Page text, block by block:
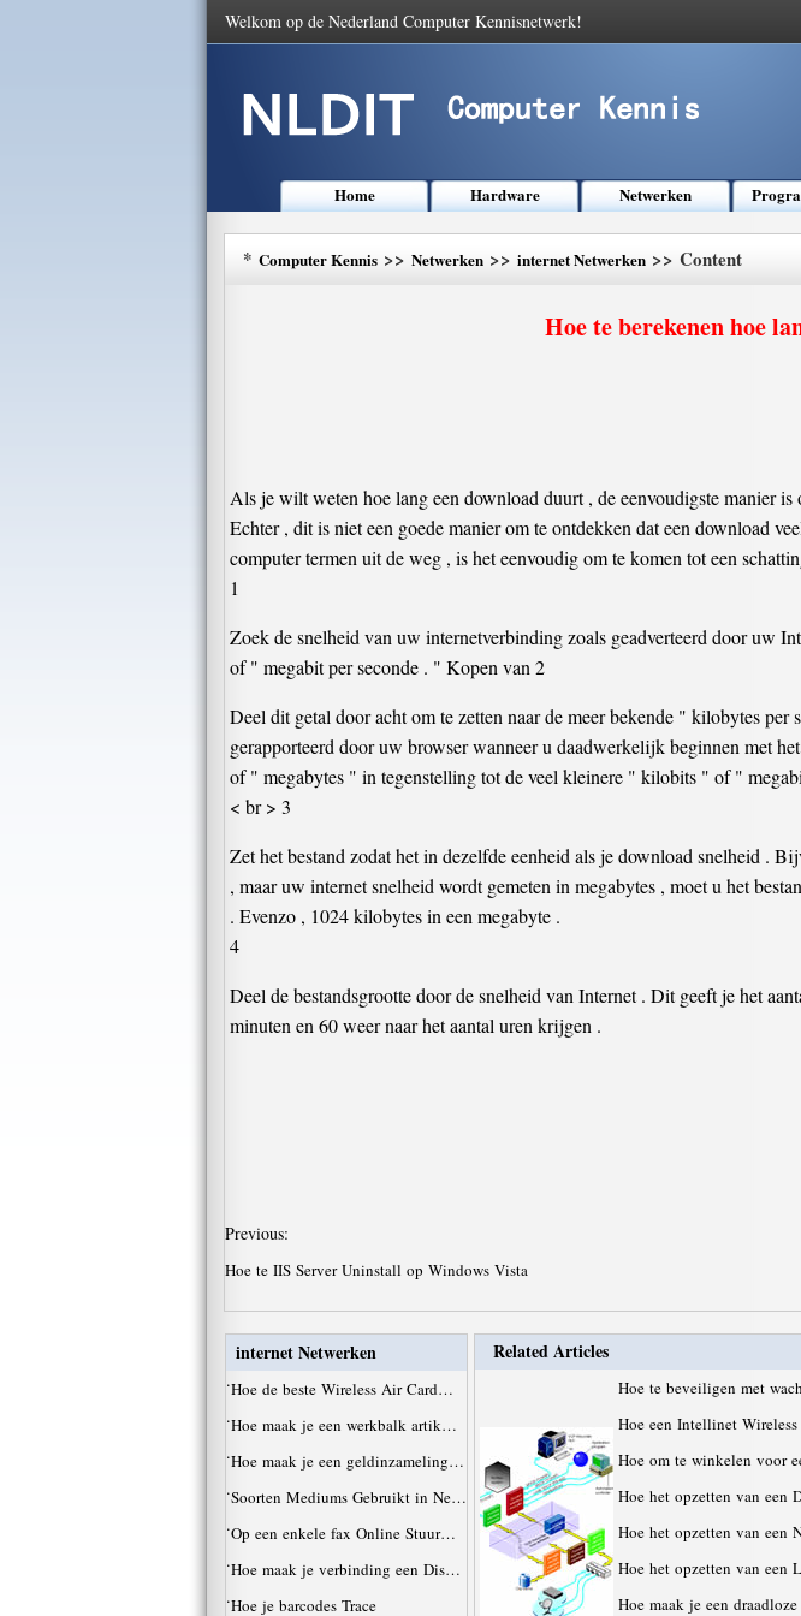
Welkom op de Nederland Computer Kennisnetwerk!
Home Hardware Netwerken
* Computer Kennis >> Netwerken >> internet Netwerken >> Content
Hoe te berekenen hoe
Als je wilt weten hoe lang een download duurt , de eenvoudigste manier
Echter , dit is niet een goede manier om te ontdekken dat een download
computer termen uit de weg , is het eenvoudig om te komen tot een
1
Zoek de snelheid van uw internetverbinding zoals geadverteerd door uw
of " megabit per seconde . " Kopen van 2
Deel dit getal door acht om te zetten naar de meer bekende " kilobytes
gerapporteerd door uw browser wanneer u daadwerkelijk beginnen met
of " megabytes " in tegenstelling tot de veel kleinere " kilobits " of "
< br > 3
Zet het bestand zodat het in dezelfde eenheid als je download snelheid .
, maar uw internet snelheid wordt gemeten in megabytes , moet u het
. Evenzo , 1024 kilobytes in een megabyte .
4
Deel de bestandsgrootte door de snelheid van Internet . Dit geeft je het
minuten en 60 weer naar het aantal uren krijgen .
Previous:
Hoe te IIS Server Uninstall op Windows Vista
internet Netwerken
·Hoe de beste Wireless Air Card…
·Hoe maak je een werkbalk artik…
·Hoe maak je een geldinzameling…
·Soorten Mediums Gebruikt in Ne…
·Op een enkele fax Online Stuur…
·Hoe maak je verbinding een Dis…
·Hoe je barcodes Trace
Related Articles
Hoe te beveiligen met
Hoe een Intellinet
Hoe om te winkelen voor
Hoe het opzetten van
Hoe het opzetten van een
Hoe het opzetten van een
Hoe maak je een